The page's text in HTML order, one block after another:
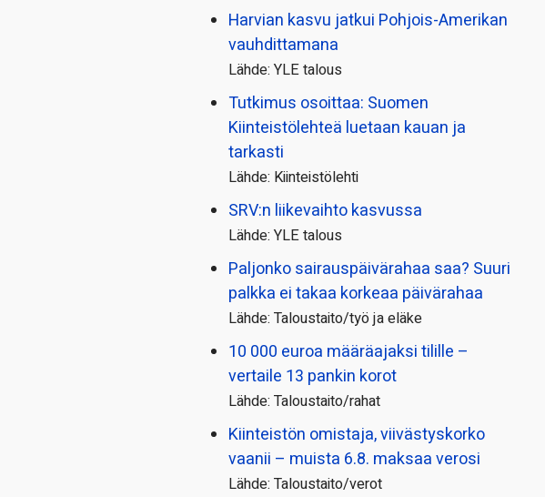
Harvian kasvu jatkui Pohjois-Amerikan
vauhdittamana
Lähde: YLE talous
Tutkimus osoittaa: Suomen
Kiinteistölehteä luetaan kauan ja
tarkasti
Lähde: Kiinteistölehti
SRV:n liikevaihto kasvussa
Lähde: YLE talous
Paljonko sairauspäivä­rahaa saa? Suuri
palkka ei takaa korkeaa päivärahaa
Lähde: Taloustaito/työ ja eläke
10 000 euroa määräajaksi tilille –
vertaile 13 pankin korot
Lähde: Taloustaito/rahat
Kiinteistön omistaja, viivästyskorko
vaanii – muista 6.8. maksaa verosi
Lähde: Taloustaito/verot